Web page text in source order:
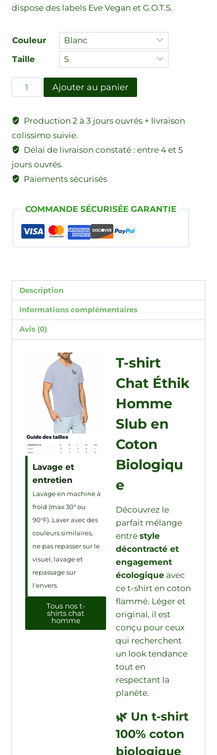
dispose des labels Eve Vegan et G.O.T.S.
Couleur
Taille
Ajouter au panier
Production 2 à 3 jours ouvrés + livraison
colissimo suivie.
Délai de livraison constaté : entre 4 et 5
jours ouvrés.
Paiements sécurisés
COMMANDE SÉCURISÉE GARANTIE
Description
Informations complémentaires
Avis (0)
Lavage et
entretien
Lavage en machine à
froid (max 30° ou
90°F). Laver avec des
couleurs similaires,
ne pas repasser sur le
visuel, lavage et
repassage sur
l'envers.
Tous nos t-
shirts chat
homme
T-shirt
Chat Éthik
Homme
Slub en
Coton
Biologiqu
e
Découvrez le
parfait mélange
entrestyle
décontracté et
engagement
écologique avec
ce t-shirt en coton
flammé. Léger et
original, il est
conçu pour ceux
qui recherchent
un look tendance
tout en
respectant la
planète.
🌿 Un t-shirt
100% coton
biologique